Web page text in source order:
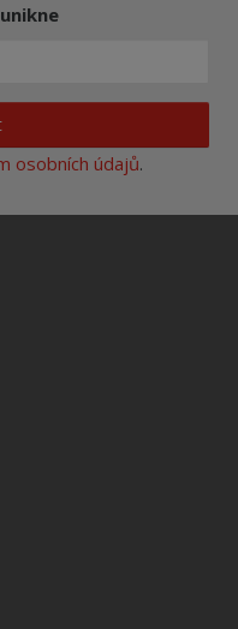
osobních údajů.